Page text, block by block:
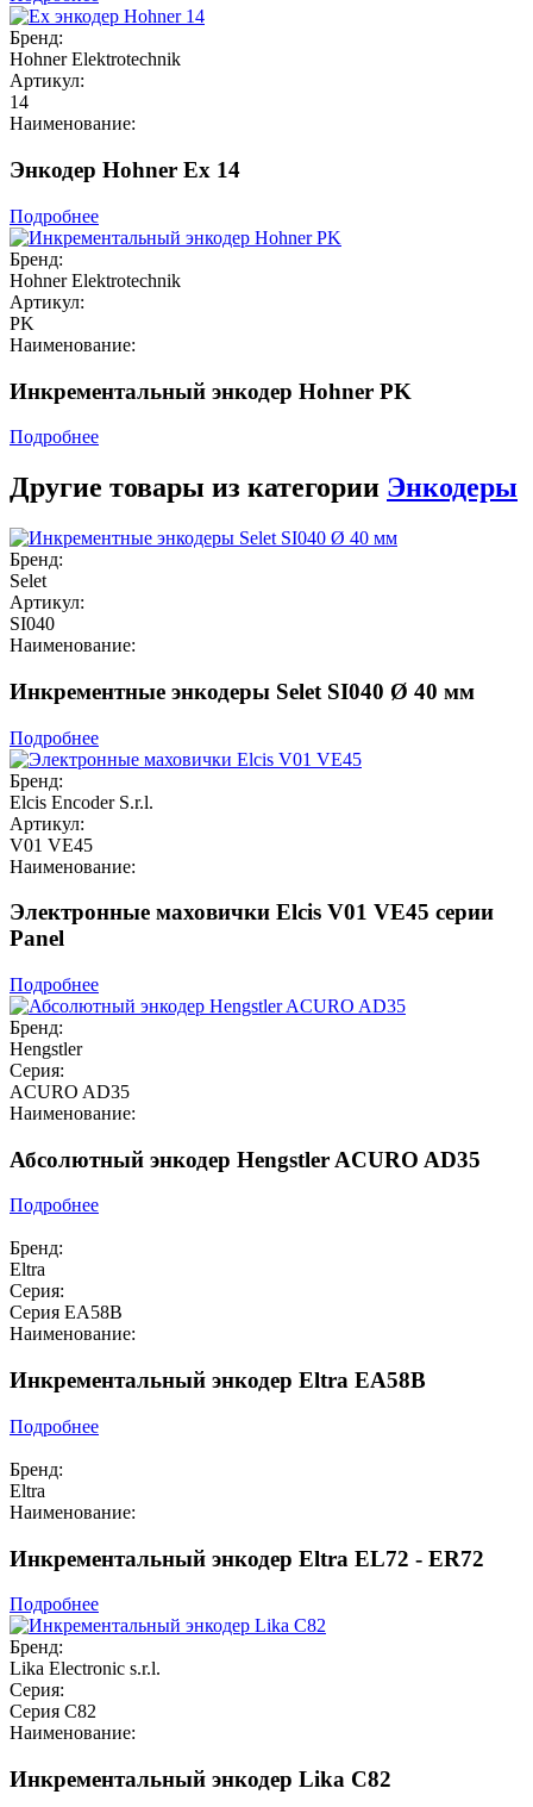
Бренд:
Hohner Elektrotechnik
Артикул:
14
Наименование:
Энкодер Hohner Ex 14
Подробнее
Бренд:
Hohner Elektrotechnik
Артикул:
PK
Наименование:
Инкрементальный энкодер Hohner PK
Подробнее
Другие товары из категории Энкодеры
Бренд:
Selet
Артикул:
SI040
Наименование:
Инкрементные энкодеры Selet SI040 Ø 40 мм
Подробнее
Бренд:
Elcis Encoder S.r.l.
Артикул:
V01 VE45
Наименование:
Электронные маховички Elcis V01 VE45 серии
Panel
Подробнее
Бренд:
Hengstler
Серия:
ACURO AD35
Наименование:
Абсолютный энкодер Hengstler ACURO AD35
Подробнее
Бренд:
Eltra
Серия:
Серия EA58B
Наименование:
Инкрементальный энкодер Eltra EA58B
Подробнее
Бренд:
Eltra
Наименование:
Инкрементальный энкодер Eltra EL72 - ER72
Подробнее
Бренд:
Lika Electronic s.r.l.
Серия:
Серия C82
Наименование:
Инкрементальный энкодер Lika C82